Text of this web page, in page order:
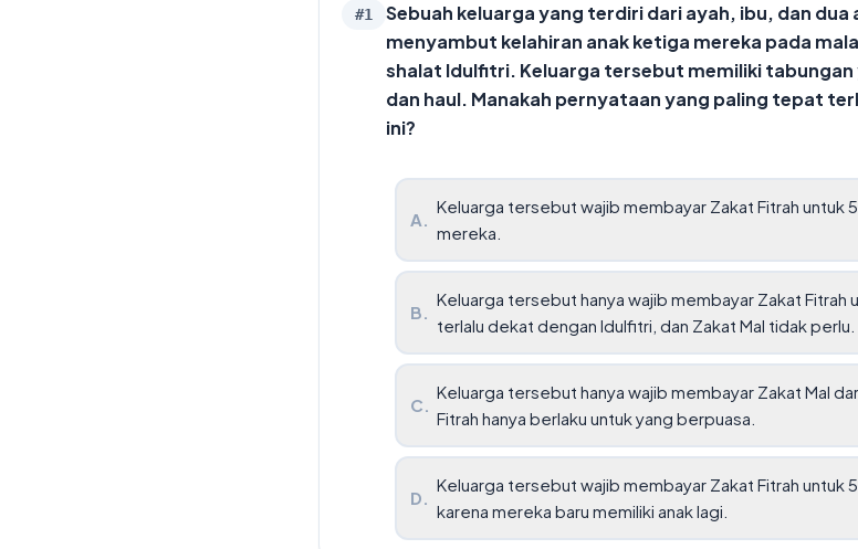
#1
Sebuah keluarga yang terdiri dari ayah, ibu, dan dua
menyambut kelahiran anak ketiga mereka pada
shalat Idulfitri. Keluarga tersebut memiliki tabungan
dan haul. Manakah pernyataan yang paling tepat
ini?
A.
Keluarga tersebut wajib membayar Zakat Fitrah untuk
mereka.
B.
Keluarga tersebut hanya wajib membayar Zakat Fitrah
terlalu dekat dengan Idulfitri, dan Zakat Mal tidak perlu.
C.
Keluarga tersebut hanya wajib membayar Zakat Mal
Fitrah hanya berlaku untuk yang berpuasa.
D.
Keluarga tersebut wajib membayar Zakat Fitrah untuk
karena mereka baru memiliki anak lagi.